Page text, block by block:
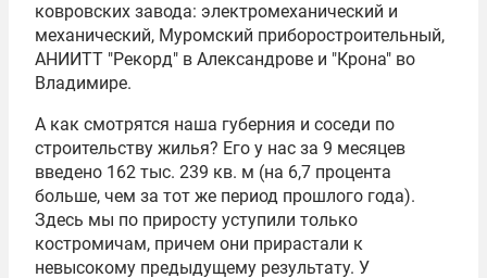
ковровских завода: электромеханический и
механический, Муромский приборостроительный,
АНИИТТ "Рекорд" в Александрове и "Крона" во
Владимире.
А как смотрятся наша губерния и соседи по
строительству жилья? Его у нас за 9 месяцев
введено 162 тыс. 239 кв. м (на 6,7 процента
больше, чем за тот же период прошлого года).
Здесь мы по приросту уступили только
костромичам, причем они прирастали к
невысокому предыдущему результату. У